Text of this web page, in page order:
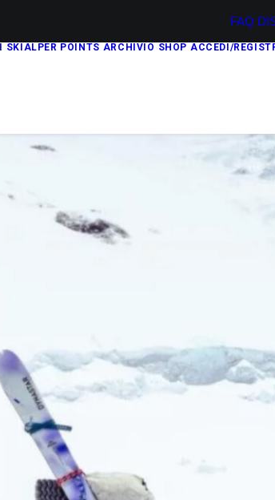
FAQ
SKIALPER POINTS ARCHIVIO SHOP ACCEDI/